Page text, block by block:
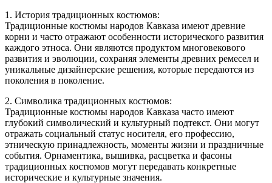
1. История традиционных костюмов:
Традиционные костюмы народов Кавказа имеют древние
корни и часто отражают особенности исторического развития
каждого этноса. Они являются продуктом многовекового
развития и эволюции, сохраняя элементы древних ремесел и
уникальные дизайнерские решения, которые передаются из
поколения в поколение.
2. Символика традиционных костюмов:
Традиционные костюмы народов Кавказа часто имеют
глубокий символический и культурный подтекст. Они могут
отражать социальный статус носителя, его профессию,
этническую принадлежность, моменты жизни и праздничные
события. Орнаментика, вышивка, расцветка и фасоны
традиционных костюмов могут передавать конкретные
исторические и культурные значения.